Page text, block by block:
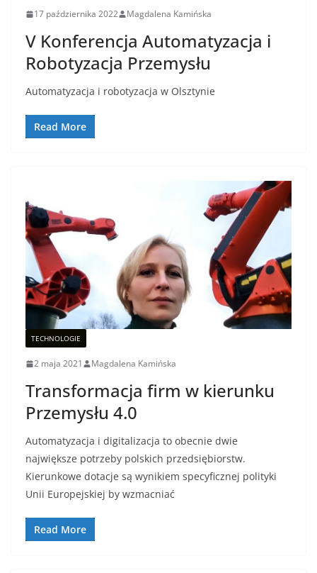
17 października 2022 Magdalena Kamińska
V Konferencja Automatyzacja i
Robotyzacja Przemysłu
Automatyzacja i robotyzacja w Olsztynie
Read More
TECHNOLOGIE
2 maja 2021 Magdalena Kamińska
Transformacja firm w kierunku
Przemysłu 4.0
Automatyzacja i digitalizacja to obecnie dwie
największe potrzeby polskich przedsiębiorstw.
Kierunkowe dotacje są wynikiem specyficznej polityki
Unii Europejskiej by wzmacniać
Read More